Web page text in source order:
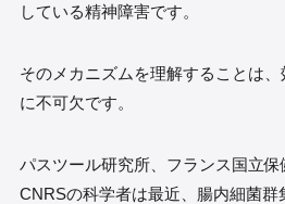
している精神障害です。
そのメカニズムを理解することは
に不可欠です。
パスツール研究所、フランス国立
CNRSの科学者は最近、腸内細菌